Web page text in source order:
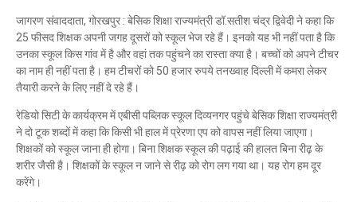
जागरण संवाददाता, गोरखपुर : बेसिक शिक्षा राज्यमंत्री डॉ.सतीश चंद्र द्विवेदी ने कहा कि
25 फीसद शिक्षक अपनी जगह दूसरों को स्कूल भेज रहे हैं। इनको यह भी नहीं पता है कि
उनका स्कूल किस गांव में है और वहां तक पहुंचने का रास्ता क्या है। बच्चों को अपने टीचर
का नाम ही नहीं पता है। हम टीचरों को 50 हजार रुपये तनख्वाह दिल्ली में कमरा लेकर
तैयारी करने के लिए नहीं दे रहे हैं।
रेडियो सिटी के कार्यक्रम में एबीसी पब्लिक स्कूल दिव्यनगर पहुंचे बेसिक शिक्षा राज्यमंत्री
ने दो टूक शब्दों में कहा कि किसी भी हाल में प्रेरणा एप को वापस नहीं लिया जाएगा।
शिक्षकों को स्कूल जाना ही होगा। बिना शिक्षक स्कूल की पढ़ाई की हालत बिना रीढ़ के
शरीर जैसी है। शिक्षकों के स्कूल न जाने से रीढ़ को रोग लग गया था। यह रोग हम दूर
करेंगे।